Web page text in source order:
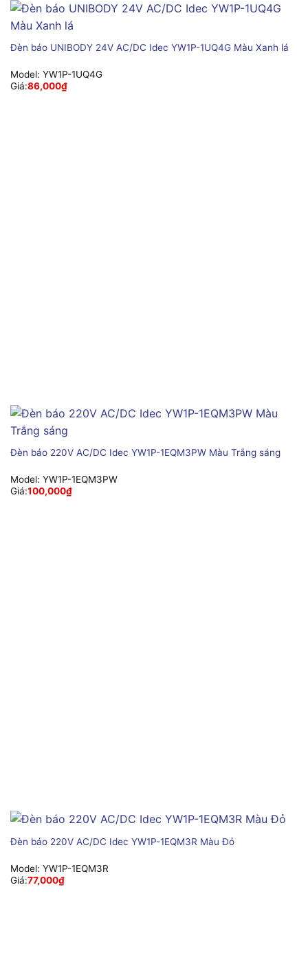
Đèn báo UNIBODY 24V AC/DC Idec YW1P-1UQ4G Màu Xanh lá
Model: YW1P-1UQ4G
Giá:86,000₫
Đèn báo 220V AC/DC Idec YW1P-1EQM3PW Màu Trắng sáng
Model: YW1P-1EQM3PW
Giá:100,000₫
Đèn báo 220V AC/DC Idec YW1P-1EQM3R Màu Đỏ
Model: YW1P-1EQM3R
Giá:77,000₫